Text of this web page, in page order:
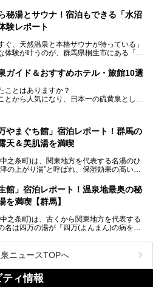
麗になって、上州グルメにこだわったビュ
クセスはシャトルバスで楽々、さらに草津
テルの「草津温泉 大東舘」「亀の井ホテ
の井ホテル 草津リゾート」を徹底レポー
ア・ホスピタリティ株式会社【PR】
ホテル 草津リゾートのPR記事です。
秘湯とサウナ！宿泊もできる「水沼
験レポート
ぐ、天然温泉と本格サウナが待っている」
体験が叶うのが、群馬県桐生市にある「駅
沼の湯」と宿泊もできる「サウナの森」、
ります。
も特にユニークな駅直結の「水沼の湯」の
、温泉好き、サウナー、そして電車旅好き
ガイド＆おすすめホテル・旅館10選
ことはありますか？
とから人気になり、日本一の硫黄泉として
せん。
私が実際に行ってみました！万座温泉の楽
光地を解説します。
できる温泉から混浴可能な温泉まで、おす
ご紹介します！
やまぐち館」宿泊レポート！群馬の
天＆美肌湯を満喫
之条町)は、関東地方を代表する名湯のひ
の上がり湯”と呼ばれ、保湿効果の高い美
」は、この地を代表する旅館の一つ。日帰
が、やはり宿泊してじっくり楽しむのがベ
内の魅力をたっぷりとご紹介します！
館」宿泊レポート！温泉地最奥の秘
を満喫【群馬】
之条町)は、古くから関東地方を代表する
名は四万の湯が『四万(よんまん)の病を癒
気温泉地です。
温泉最奥に位置し、秘境感漂う老舗宿。泉
湯効果)に定評があり、知る人ぞ知る穴場
は筆者自ら宿泊し、自慢の温泉をはじめ食
ペースなど、宿の全貌を徹底紹介します。
ニュースTOPへ
ィ情報